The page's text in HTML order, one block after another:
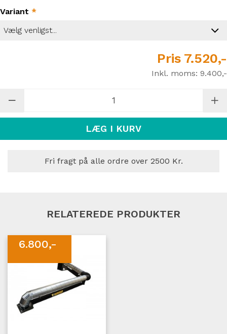
Variant *
Pris 7.520,-
Inkl. moms: 9.400,-
LÆG I KURV
Fri fragt på alle ordre over 2500 Kr.
RELATEREDE PRODUKTER
6.800,-